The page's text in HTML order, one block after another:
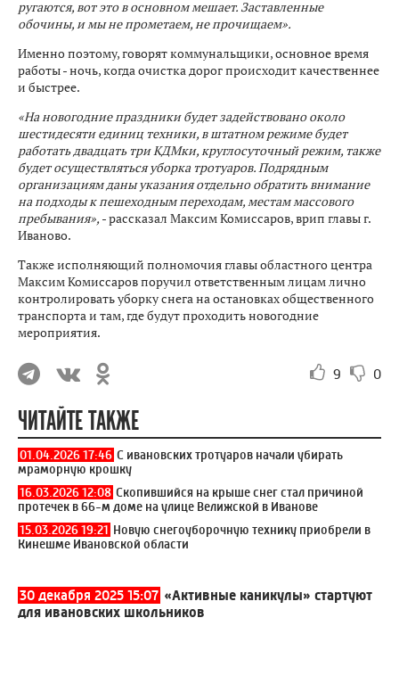
ругаются, вот это в основном мешает. Заставленные
обочины, и мы не прометаем, не прочищаем».
Именно поэтому, говорят коммунальщики, основное время
работы - ночь, когда очистка дорог происходит качественнее
и быстрее.
«На новогодние праздники будет задействовано около
шестидесяти единиц техники, в штатном режиме будет
работать двадцать три КДМки, круглосуточный режим, также
будет осуществляться уборка тротуаров. Подрядным
организациям даны указания отдельно обратить внимание
на подходы к пешеходным переходам, местам массового
пребывания», - рассказал Максим Комиссаров, врип главы г.
Иваново.
Также исполняющий полномочия главы областного центра
Максим Комиссаров поручил ответственным лицам лично
контролировать уборку снега на остановках общественного
транспорта и там, где будут проходить новогодние
мероприятия.
9 0
ЧИТАЙТЕ ТАКЖЕ
01.04.2026 17:46 С ивановских тротуаров начали убирать
мраморную крошку
16.03.2026 12:08 Скопившийся на крыше снег стал причиной
протечек в 66-м доме на улице Велижской в Иванове
15.03.2026 19:21 Новую снегоуборочную технику приобрели в
Кинешме Ивановской области
30 декабря 2025 15:07 «Активные каникулы» стартуют
для ивановских школьников